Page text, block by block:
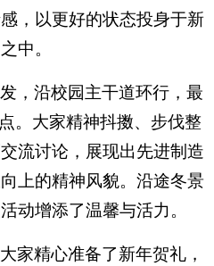
，以更好的状态投身于新
中。
，沿校园主干道环行，最
。大家精神抖擞、步伐整
流讨论，展现出先进制造
上的精神风貌。沿途冬景
动增添了温馨与活力。
家精心准备了新年贺礼，